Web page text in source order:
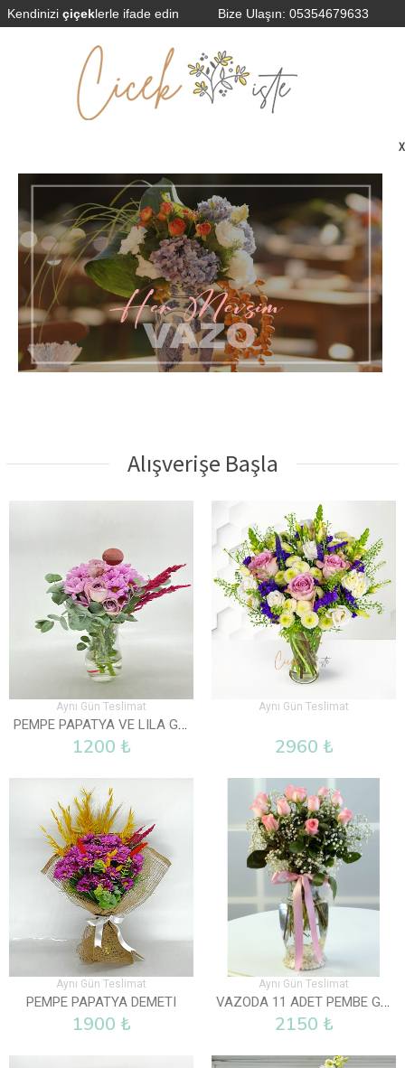
Kendinizi çiçeklerle ifade edin Bize Ulaşın: 05354679633
Alışverişe Başla
Aynı Gün Teslimat
PEMPE PAPATYA VE LILA GÜL VAZOLU
1200 ₺
Aynı Gün Teslimat
2960 ₺
Aynı Gün Teslimat
PEMPE PAPATYA DEMETI
1900 ₺
Aynı Gün Teslimat
VAZODA 11 ADET PEMBE GÜL
2150 ₺